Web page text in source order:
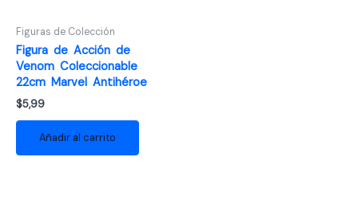
Figuras de Colección
Figura de Acción de
Venom Coleccionable
22cm Marvel Antihéroe
$5,99
Añadir al carrito